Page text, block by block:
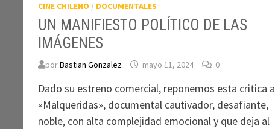
CINE CHILENO / DOCUMENTALES
UN MANIFIESTO POLÍTICO DE LAS
IMÁGENES
porBastian Gonzalez mayo 11, 2024 0
Dado su estreno comercial, reponemos esta critica a
«Malqueridas», documental cautivador, desafiante,
noble, con alta complejidad emocional y que deja al